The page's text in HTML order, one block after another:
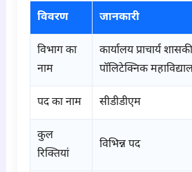
विवरण जानकारी
विभाग का
नाम
कार्यालय प्राचार्य
पॉलिटेक्निक
पद का नाम सीडीडीएम
कुल
रिक्तियां
विभिन्न पद